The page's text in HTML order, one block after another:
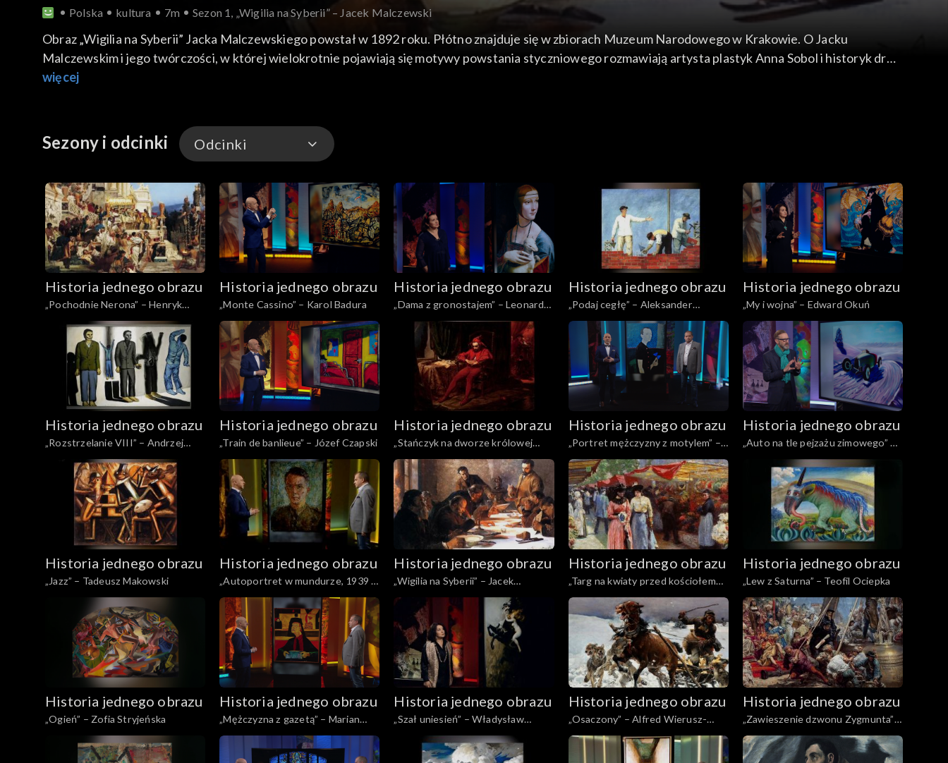
Polska kultura 7m Sezon 1, „Wigilia na Syberii” – Jacek Malczewski
Obraz „Wigilia na Syberii” Jacka Malczewskiego powstał w 1892 roku. Płótno znajduje się w zbiorach Muzeum Narodowego w Krakowie. O Jacku
Malczewskim i jego twórczości, w której wielokrotnie pojawiają się motywy powstania styczniowego rozmawiają artysta plastyk Anna Sobol i historyk dr
Andrzej Smoliński.
więcej
Sezony i odcinki Odcinki
Odcinki
Historia jednego obrazu
„Pochodnie Nerona” – Henryk
Siemiradzki
Historia jednego obrazu
„Monte Cassino” – Karol Badura
Historia jednego obrazu
„Dama z gronostajem” – Leonardo
da Vinci
Historia jednego obrazu
„Podaj cegłę” – Aleksander
Kobzdej
Historia jednego obrazu
„My i wojna” – Edward Okuń
Historia jednego obrazu
„Rozstrzelanie VIII” – Andrzej
Wróblewski
Historia jednego obrazu
„Train de banlieue” – Józef Czapski
Historia jednego obrazu
„Stańczyk na dworze królowej
Bony po utracie Smoleńska” – Jan
Matejko
Historia jednego obrazu
„Portret mężczyzny z motylem” –
Janusz Eichler
Historia jednego obrazu
„Auto na tle pejzażu zimowego” –
Rafał Malczewski
Historia jednego obrazu
„Jazz” – Tadeusz Makowski
Historia jednego obrazu
„Autoportret w mundurze, 1939 -
1945” – Marian Bohusz-Szyszko
Historia jednego obrazu
„Wigilia na Syberii” – Jacek
Malczewski
Historia jednego obrazu
„Targ na kwiaty przed kościołem
św. Magdaleny w Paryżu” – Józef
Pankiewicz
Historia jednego obrazu
„Lew z Saturna” – Teofil Ociepka
Historia jednego obrazu
„Ogień” – Zofia Stryjeńska
Historia jednego obrazu
„Mężczyzna z gazetą” – Marian
Kościałkowski
Historia jednego obrazu
„Szał uniesień” – Władysław
Podkowiński
Historia jednego obrazu
„Osaczony” – Alfred Wierusz-
Kowalski
Historia jednego obrazu
„Zawieszenie dzwonu Zygmunta” –
Jan Matejko